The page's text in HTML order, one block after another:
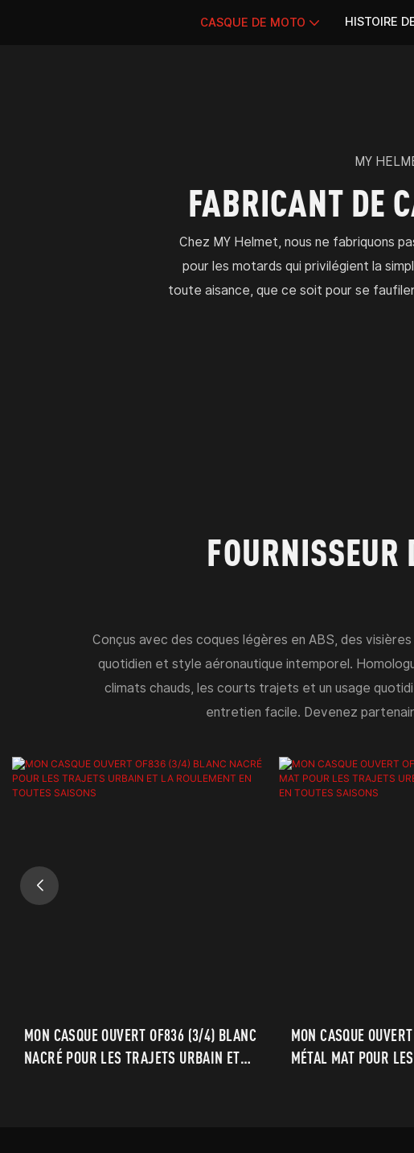
CASQUE DE MOTO HISTOIRE
MY
FABRICANT DE
Chez MY Helmet, nous ne fabriquons
pour les motards qui privilégient la
toute aisance, que ce soit pour se
FOURNISSEUR
Conçus avec des coques légères en ABS, des
quotidien et style aéronautique intemporel.
climats chauds, les courts trajets et un usage
entretien facile. Devenez
MON CASQUE OUVERT OF836 (3/4) BLANC
NACRÉ POUR LES TRAJETS URBAIN ET
MON CASQUE
MÉTAL MAT POUR